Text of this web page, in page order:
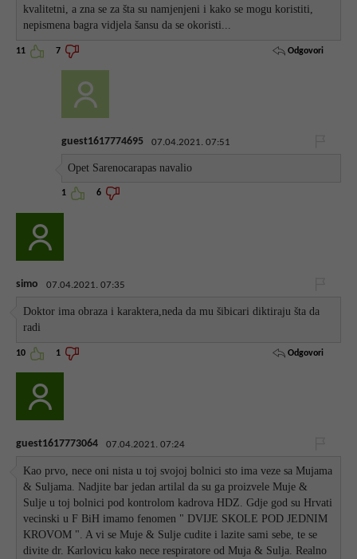
kvalitetni, a zna se za šta su namjenjeni i kako se mogu koristiti,
nepismena bagra vidjela šansu da se okoristi...
11 7 Odgovori
guest1617774695 07.04.2021. 07:51
Opet Sarenocarapas navalio
1 6
simo 07.04.2021. 07:35
Doktor ima obraza i karaktera,neda da mu šibicari diktiraju šta da
radi
10 1 Odgovori
guest1617773064 07.04.2021. 07:24
Kao prvo, nece oni nista u toj svojoj bolnici sto ima veze sa Mujama
& Suljama. Nadjite bar jedan artilal da su ga proizvele Muje &
Sulje u toj bolnici pod kontrolom kadrova HDZ. Gdje god su Hrvati
vecinski u F BiH imamo fenomen " DVIJE SKOLE POD JEDNIM
KROVOM ". A vi se Muje & Sulje cudite i lazite sami sebe, te se
divite dr. Karlovicu kako nece respiratore od Muja & Sulja. Realno